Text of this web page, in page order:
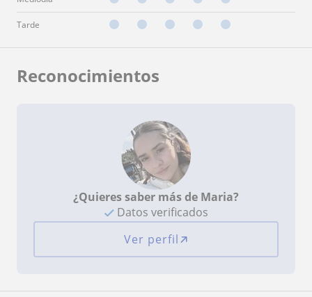
Tarde
Reconocimientos
¿Quieres saber más de Maria?
Datos verificados
Ver perfil